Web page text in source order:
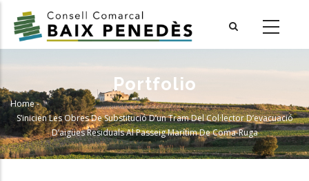
main
Portfolio
Breadcrumb
Home-
S’inicien Les Obres De Substitució D’un Tram Del Col·lector D’evacuació
D’aigües Residuals Al Passeig Marítim De Coma-Ruga